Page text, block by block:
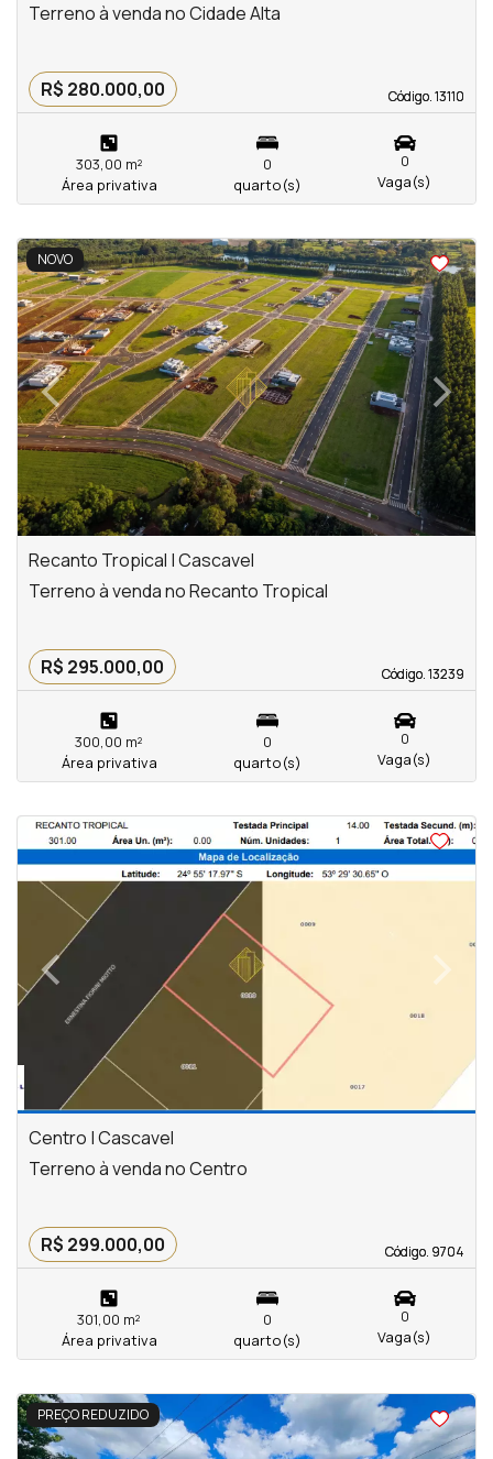
Código. 13110
Código. 13110
Terreno à venda no Cidade Alta
R$ 280.000,00
303,00 m²
Área privativa
0
quarto(s)
0
Vaga(s)
NOVO
<
‹Previous ›
Next
Recanto Tropical | Cascavel
Código. 13239
Código. 13239
Terreno à venda no Recanto Tropical
R$ 295.000,00
300,00 m²
Área privativa
0
quarto(s)
0
Vaga(s)
‹Previous ›
Next
Centro | Cascavel
Código. 9704
Código. 9704
Terreno à venda no Centro
R$ 299.000,00
301,00 m²
Área privativa
0
quarto(s)
0
Vaga(s)
PREÇO REDUZIDO
<